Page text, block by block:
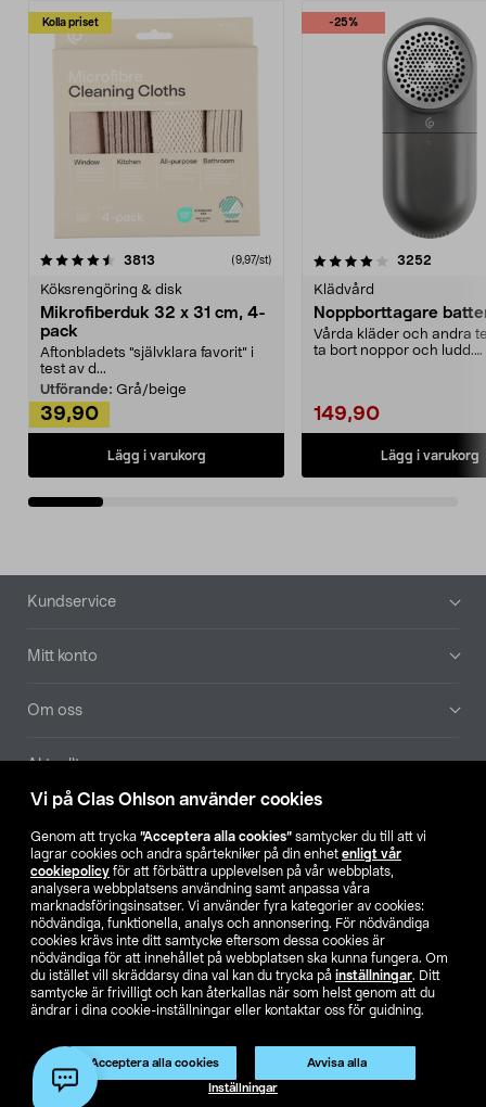
Vi på Clas Ohlson använder cookies
Genom att trycka ”Acceptera alla cookies” samtycker du till att vi
lagrar cookies och andra spårtekniker på din enhet enligt vår
cookiepolicy för att förbättra upplevelsen på vår webbplats,
analysera webbplatsens användning samt anpassa våra
marknadsföringsinsatser. Vi använder fyra kategorier av cookies:
nödvändiga, funktionella, analys och annonsering. För nödvändiga
cookies krävs inte ditt samtycke eftersom dessa cookies är
nödvändiga för att innehållet på webbplatsen ska kunna fungera. Om
du istället vill skräddarsy dina val kan du trycka på inställningar. Ditt
samtycke är frivilligt och kan återkallas när som helst genom att du
ändrar i dina cookie-inställningar eller kontaktar oss för guidning.
Acceptera alla cookies Avvisa alla
Inställningar
Kolla priset
3813 (9,97/st)
Köksrengöring & disk
Mikrofiberduk 32 x 31 cm, 4-
pack
Aftonbladets "självklara favorit” i
test av d...
Utförande: Grå/beige
39,90
Lägg i varukorg
-25%
4.0av 5 stjärnor 3252
Klädvård
Noppborttagare
Vårda kläder och andra
ta bort noppor och ludd.
149,90
Lägg i varukorg
4.5av 5 stjärnor
Sidfot
Kundservice
Mitt konto
Om oss
Aktuellt
Hitta butik
SE NO FI
Köpvillkor Privacy statement Klubbvillkor
För företag
Ändra till priser exklusive moms